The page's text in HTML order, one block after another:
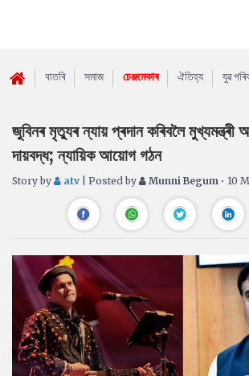
বাতৰি সমাজ চেঞ্জমেকাৰ ঐতিহ্য যুৱ
জুবিনৰ মৃত্যুৰ ন্যায় প্ৰদান কৰিবলৈ মুখ্যমন্ত্ৰী
দায়বদ্ধ; ন্যায়িক আয়োগ গঠন
Story by atv | Posted by Munni Begum • 10